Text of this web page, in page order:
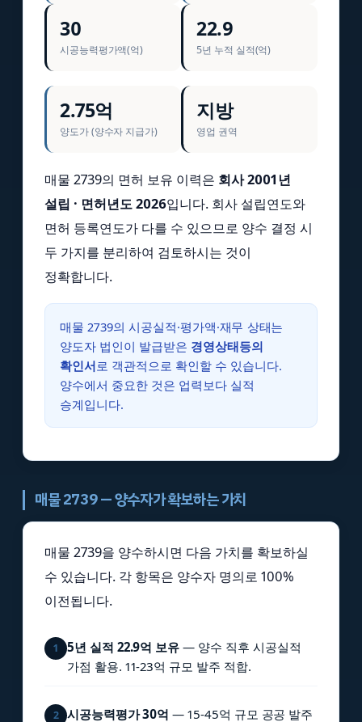
30
시공능력평가액(억)
22.9
5년 누적 실적(억)
2.75억
양도가 (양수자 지급가)
지방
영업 권역
매물 2739의 면허 보유 이력은 회사 2001년
설립 · 면허년도 2026입니다. 회사 설립연도와
면허 등록연도가 다를 수 있으므로 양수 결정 시
두 가지를 분리하여 검토하시는 것이
정확합니다.
매물 2739의 시공실적·평가액·재무 상태는
양도자 법인이 발급받은 경영상태등의
확인서로 객관적으로 확인할 수 있습니다.
양수에서 중요한 것은 업력보다 실적
승계입니다.
매물 2739 — 양수자가 확보하는 가치
매물 2739을 양수하시면 다음 가치를 확보하실
수 있습니다. 각 항목은 양수자 명의로 100%
이전됩니다.
1 5년 실적 22.9억 보유 — 양수 직후 시공실적
가점 활용. 11-23억 규모 발주 적합.
2 시공능력평가 30억 — 15-45억 규모 공공 발주